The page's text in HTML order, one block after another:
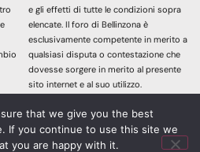
e gli effetti di tutte le condizioni sopra
elencate. Il foro di Bellinzona è
esclusivamente competente in merito a
qualsiasi disputa o contestazione che
dovesse sorgere in merito al presente
sito internet e al suo utilizzo.
dei contenuti di questo sito Web
dichiari di aver letto, compreso e
accettato le sopracitate informazioni
that we give you the best
If you continue to use this site we
you are happy with it.